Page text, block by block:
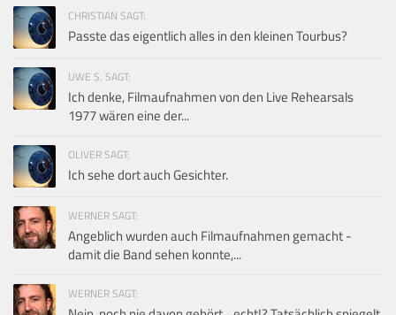
CHRISTIAN SAGT:
Passte das eigentlich alles in den kleinen Tourbus?
UWE S. SAGT:
Ich denke, Filmaufnahmen von den Live Rehearsals
1977 wären eine der...
OLIVER SAGT:
Ich sehe dort auch Gesichter.
WERNER SAGT:
Angeblich wurden auch Filmaufnahmen gemacht -
damit die Band sehen konnte,...
WERNER SAGT: